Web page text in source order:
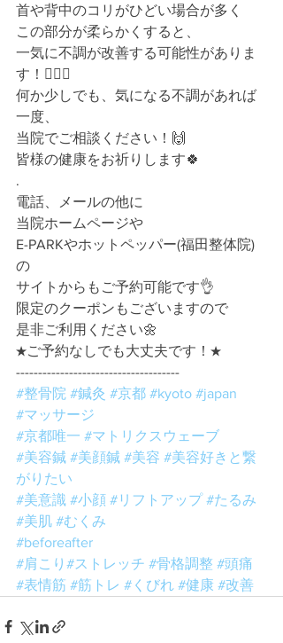
首や背中のコリがひどい場合が多く
この部分が柔らかくすると、
一気に不調が改善する可能性がありま
す！🙆🏻‍♂️
何か少しでも、気になる不調があれば
一度、
当院でご相談ください！🙌
皆様の健康をお祈りします🍀
.
電話、メールの他に
当院ホームページや
E-PARKやホットペッパー(福田整体院)
の
サイトからもご予約可能です👌
限定のクーポンもございますので
是非ご利用ください🌼
★ご予約なしでも大丈夫です！★
-------------------------------------
#整骨院 #鍼灸 #京都 #kyoto #japan
#マッサージ
#京都唯一 #マトリクスウェーブ
#美容鍼 #美顔鍼 #美容 #美容好きと繋
がりたい
#美意識 #小顔 #リフトアップ #たるみ
#美肌 #むくみ
#beforeafter
#肩こり #ストレッチ #骨格調整 #頭痛
#表情筋 #筋トレ #くびれ #健康 #改善